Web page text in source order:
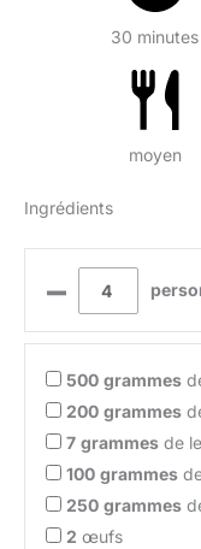
30 minutes
moyen
Ingrédients
–
500 grammes
200 grammes
7 grammes de
100 grammes
250 grammes
2 œufs